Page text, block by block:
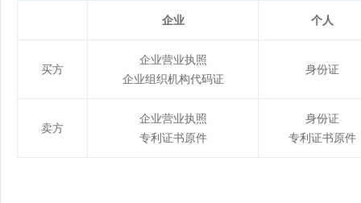
企业 个人
买方
企业营业执照
企业组织机构代码证
身份证
卖方
企业营业执照
专利证书原件
身份证
专利证书原件